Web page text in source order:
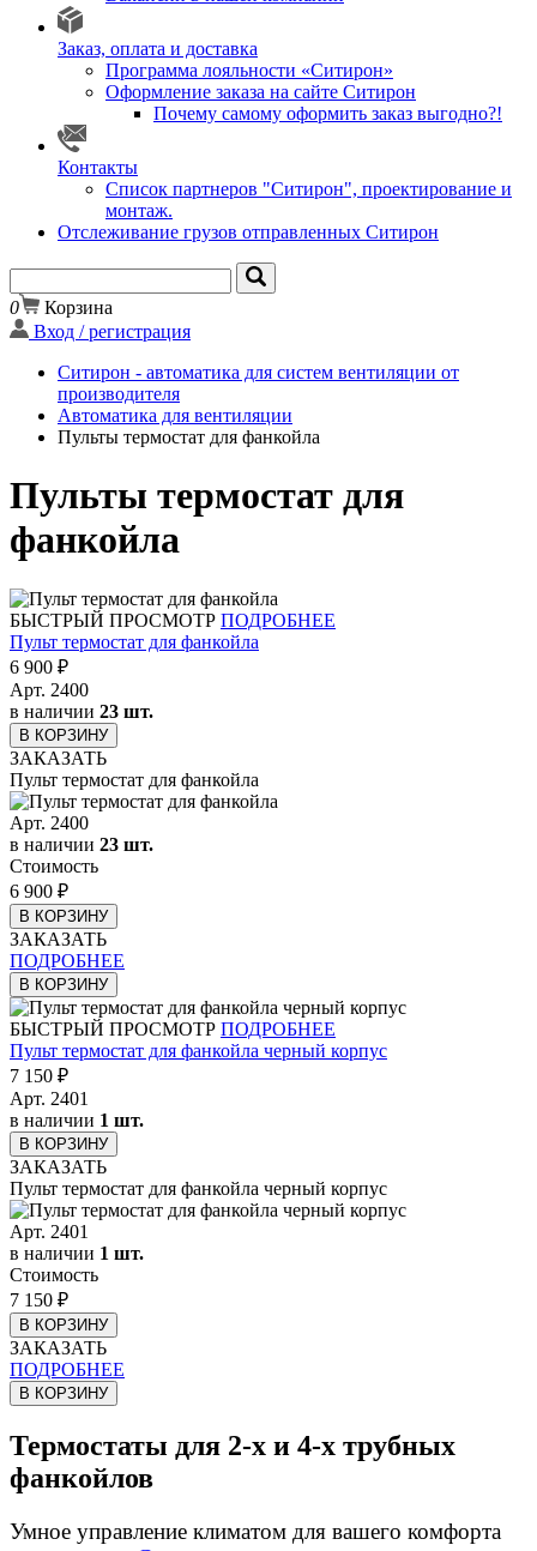
Заказ, оплата и доставка
Программа лояльности «Ситирон»
Оформление заказа на сайте Ситирон
Почему самому оформить заказ выгодно?!
Контакты
Список партнеров "Ситирон", проектирование и
монтаж.
Отслеживание грузов отправленных Ситирон
0
Корзина
Вход / регистрация
Ситирон - автоматика для систем вентиляции от
производителя
Автоматика для вентиляции
Пульты термостат для фанкойла
Пульты термостат для
фанкойла
БЫСТРЫЙ ПРОСМОТР ПОДРОБНЕЕ
Пульт термостат для фанкойла
6 900 ₽
Арт. 2400
в наличии 23 шт.
В КОРЗИНУ
ЗАКАЗАТЬ
Пульт термостат для фанкойла
Арт. 2400
в наличии 23 шт.
Стоимость
6 900 ₽
В КОРЗИНУ
ЗАКАЗАТЬ
ПОДРОБНЕЕ
В КОРЗИНУ
БЫСТРЫЙ ПРОСМОТР ПОДРОБНЕЕ
Пульт термостат для фанкойла черный корпус
7 150 ₽
Арт. 2401
в наличии 1 шт.
В КОРЗИНУ
ЗАКАЗАТЬ
Пульт термостат для фанкойла черный корпус
Арт. 2401
в наличии 1 шт.
Стоимость
7 150 ₽
В КОРЗИНУ
ЗАКАЗАТЬ
ПОДРОБНЕЕ
В КОРЗИНУ
Термостаты для 2-х и 4-х трубных
фанкойлов
Умное управление климатом для вашего комфорта